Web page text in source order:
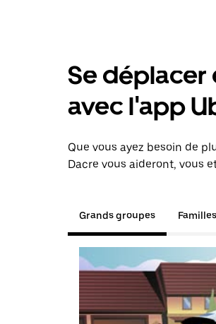
Se déplacer
avec l'app
Que vous ayez besoin de
Dacre vous aideront, vous
Grands groupes Familles